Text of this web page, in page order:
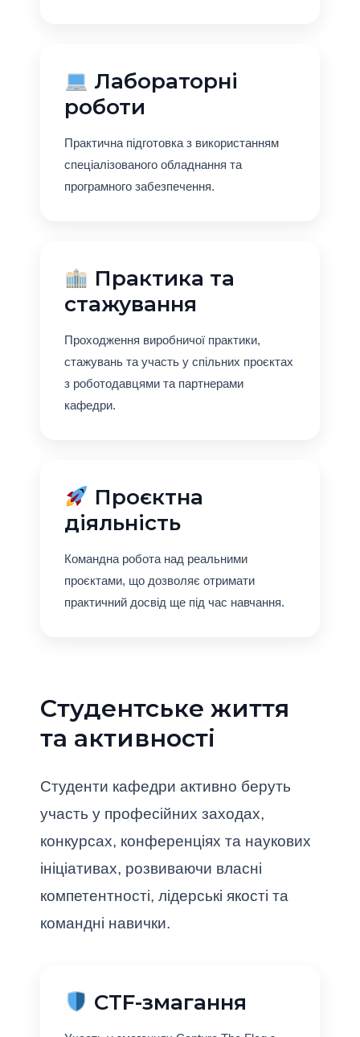
Лабораторні
роботи
Практична підготовка з використанням
спеціалізованого обладнання та
програмного забезпечення.
Практика та
стажування
Проходження виробничої практики,
стажувань та участь у спільних проєктах
з роботодавцями та партнерами
кафедри.
Проєктна
діяльність
Командна робота над реальними
проєктами, що дозволяє отримати
практичний досвід ще під час навчання.
Студентське життя
та активності
Студенти кафедри активно беруть
участь у професійних заходах,
конкурсах, конференціях та наукових
ініціативах, розвиваючи власні
компетентності, лідерські якості та
командні навички.
CTF-змагання